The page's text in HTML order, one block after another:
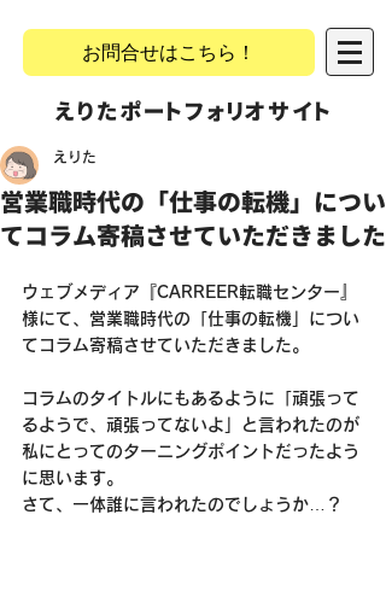
お問合せはこちら！
​えりたポートフォリオサイト
営業職時代の「仕事の転機」につい
てコラム寄稿させていただきました
えりた
ウェブメディア『CARREER転職センター』
様にて、営業職時代の「仕事の転機」につい
てコラム寄稿させていただきました。
コラムのタイトルにもあるように「頑張って
るようで、頑張ってないよ」と言われたのが
私にとってのターニングポイントだったよう
に思います。
さて、一体誰に言われたのでしょうか…？